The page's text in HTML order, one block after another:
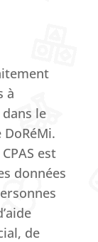
à
le
est
données
de